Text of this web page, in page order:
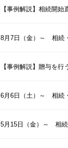
【事例解説】相続開始
8月7日（金）～ 相続
【事例解説】贈与を行
6月6日（土）～ 相続
5月15日（金）～ 相続